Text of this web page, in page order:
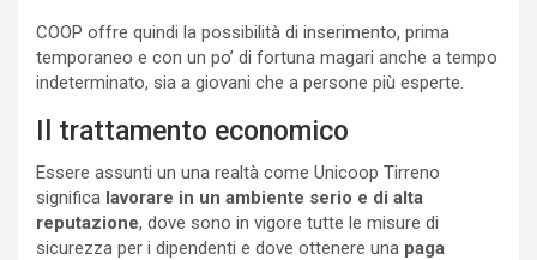
COOP offre quindi la possibilità di inserimento, prima
temporaneo e con un po’ di fortuna magari anche a tempo
indeterminato, sia a giovani che a persone più esperte.
Il trattamento economico
Essere assunti un una realtà come Unicoop Tirreno
significa lavorare in un ambiente serio e di alta
reputazione, dove sono in vigore tutte le misure di
sicurezza per i dipendenti e dove ottenere una paga